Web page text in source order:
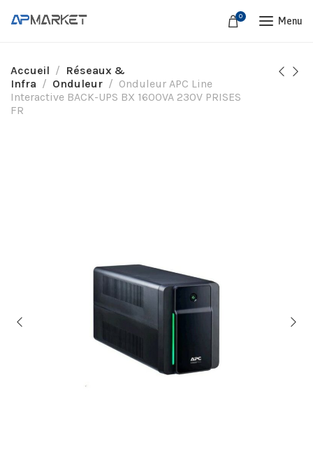
0 Menu
Accueil
Réseaux &
Infra
Onduleur
Onduleur APC Line
Interactive BACK-UPS BX 1600VA 230V PRISES
FR